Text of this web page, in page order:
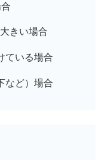
きい場合
ている場合
など）場合